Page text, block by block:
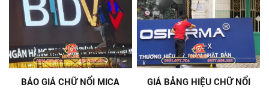
BÁO GIÁ CHỮ NỔI MICA
GIÁ BẢNG HIỆU CHỮ NỔI